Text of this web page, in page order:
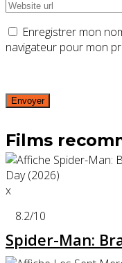
Enregistrer mon
navigateur pour mon
Films
x
8.2/10
Spider-Man: